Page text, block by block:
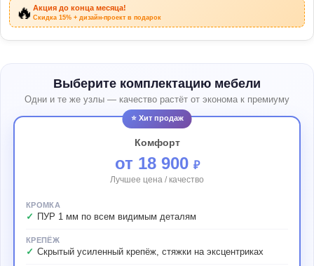
🔥Акция до конца месяца!
Скидка 15% + дизайн-проект в подарок
Выберите комплектацию мебели
Одни и те же узлы — качество растёт от эконома к премиуму
⭐ Хит продаж
Комфорт
от 18 900 ₽
Лучшее цена / качество
КРОМКА
ПУР 1 мм по всем видимым деталям
КРЕПЁЖ
Скрытый усиленный крепёж, стяжки на эксцентриках